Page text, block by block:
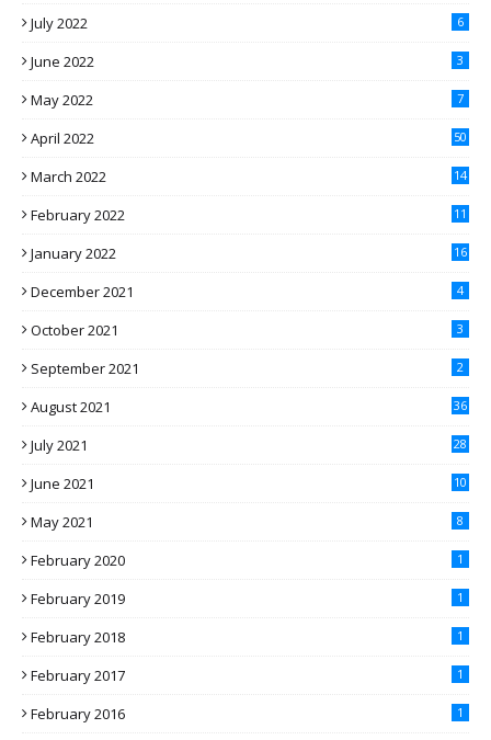
July 2022 6
June 2022 3
May 2022 7
April 2022 50
March 2022 14
February 2022 11
January 2022 16
December 2021 4
October 2021 3
September 2021 2
August 2021 36
July 2021 28
June 2021 10
May 2021 8
February 2020 1
February 2019 1
February 2018 1
February 2017 1
February 2016 1